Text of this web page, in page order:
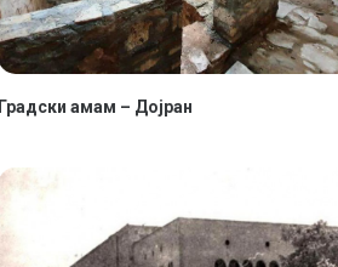
Градски амам – Дојран